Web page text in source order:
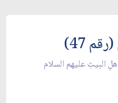
47)
البيتِ عليهم السلام